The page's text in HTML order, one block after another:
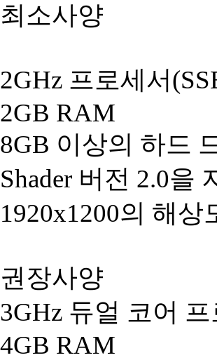
최소사양
2GHz 프로세서
2GB RAM
8GB 이상의 하드
Shader 버전 2.0을
1920x1200의 해
권장사양
3GHz 듀얼 코어 프
4GB RAM